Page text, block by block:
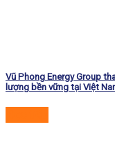
Vũ Phong Energy Group
lượng bền vững tại Việt